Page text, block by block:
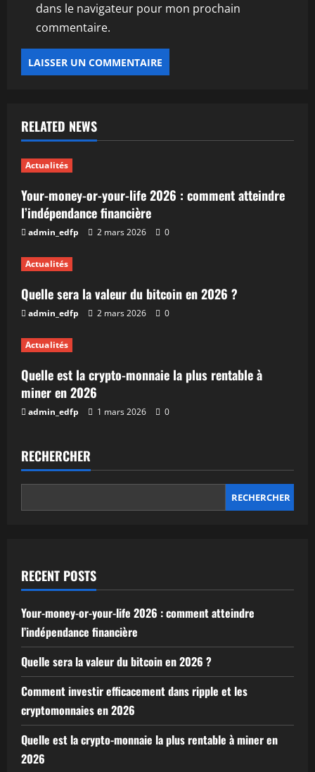
dans le navigateur pour mon prochain
commentaire.
RELATED NEWS
Actualités
Your-money-or-your-life 2026 : comment atteindre
l’indépendance financière
admin_edfp 2 mars 2026 0
Actualités
Quelle sera la valeur du bitcoin en 2026 ?
admin_edfp 2 mars 2026 0
Actualités
Quelle est la crypto-monnaie la plus rentable à
miner en 2026
admin_edfp 1 mars 2026 0
RECHERCHER
RECHERCHER
RECENT POSTS
Your-money-or-your-life 2026 : comment atteindre
l’indépendance financière
Quelle sera la valeur du bitcoin en 2026 ?
Comment investir efficacement dans ripple et les
cryptomonnaies en 2026
Quelle est la crypto-monnaie la plus rentable à miner en
2026